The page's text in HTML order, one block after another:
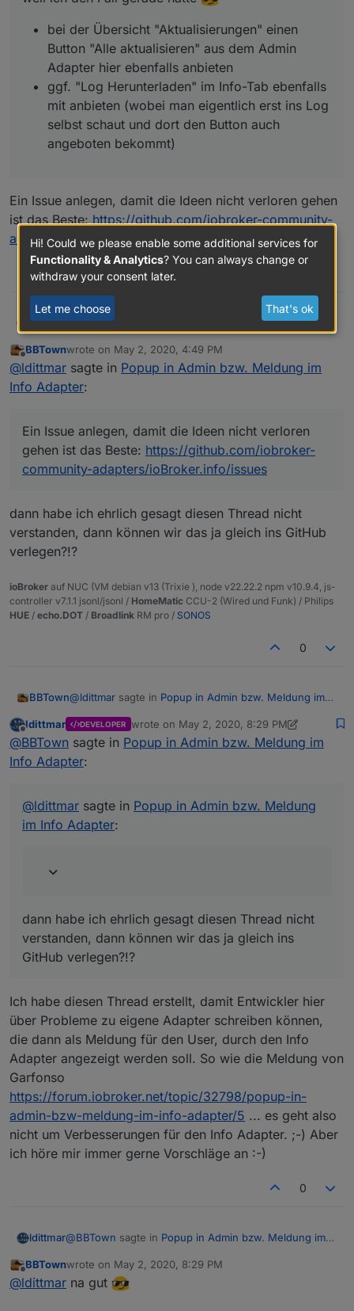
bei der Übersicht "Aktualisierungen" einen
Button "Alle aktualisieren" aus dem Admin
Adapter hier ebenfalls anbieten
ggf. "Log Herunterladen" im Info-Tab ebenfalls
mit anbieten (wobei man eigentlich erst ins Log
selbst schaut und dort den Button auch
angeboten bekommt)
Ein Issue anlegen, damit die Ideen nicht verloren gehen
ist das Beste:https://github.com/iobroker-community-
adapters/ioBroker.info/issues
ldittmar@skokarlsagte in
Popup in Admin bzw. Meldung im
Info Adapter:
Könnte man auch mal den News Bereich aktuell
Meldungen sind schon nen bisschen alt, oder ?
Das wäre ganz gut. Leider haben die meisten so viel
hinten raus.
https://www.iobroker.net/#de/blog
die Seite, wo die Daten her kommen. Wäre echt cool,
wenn man mindestens einmal pro Monat was neues
hinzufügen würdet.
BBTown sagte in Popup in Admin bzw. Meldung im
Info Adapter:
@ldittmar
im Kopfbereich, ähnlich hier im Forum auf der
Startseite
Meldungen? Die sind schon immer ganz oben...
skokarl sagte in
Popup in Admin bzw. Meldung im
Info Adapter:
sehr gut.
Da würde ich mir auch die aktuellen Links zu
Links sind da... rechts unter Dokumentation: Sollten da
Links fehlen, bitte auch hier schreiben und ich füge
@BBTown
@ ldittmar
weil ich den Fall gerade hatte
erst ins Log selbst schaut und dort den
Button auch angeboten bekommt)
Ein Issue anlegen, damit die Ideen nicht verloren
Offline
BBTownwrote on May 2, 2020, 4:49 PM
last edited by
@ldittmar sagte in Popup in Admin bzw. Meldung im
Info Adapter:
Ein Issue anlegen, damit die Ideen nicht verloren
gehen ist das Beste: https://github.com/iobroker-
community-adapters/ioBroker.info/issues
dann habe ich ehrlich gesagt diesen Thread nicht
verstanden, dann können wir das ja gleich ins GitHub
verlegen?!?
ioBroker auf NUC (VM debian v13 (Trixie ), node v22.22.2 npm v10.9.4, js-
controller v7.1.1 jsonl/jsonl / HomeMatic CCU-2 (Wired und Funk) / Philips
HUE / echo.DOT / Broadlink RM pro / SONOS
0
BBTown@ldittmar sagte in Popup in Admin bzw. Meldung im
Ein Issue anlegen, damit die Ideen nicht verloren
https://github.com/iobroker-community-
dann habe ich ehrlich gesagt diesen Thread nicht
verlegen?!?
Offline
ldittmar DEVELOPER wrote on May 2, 2020, 8:29 PM
last edited by ldittmarMay 2, 2020, 10:30 PM
@BBTown sagte in Popup in Admin bzw. Meldung im
Info Adapter:
@ldittmar sagte in Popup in Admin bzw. Meldung
im Info Adapter:
dann habe ich ehrlich gesagt diesen Thread nicht
verstanden, dann können wir das ja gleich ins
GitHub verlegen?!?
Ich habe diesen Thread erstellt, damit Entwickler hier
über Probleme zu eigene Adapter schreiben können,
die dann als Meldung für den User, durch den Info
Adapter angezeigt werden soll. So wie die Meldung von
Garfonso
https://forum.iobroker.net/topic/32798/popup-in-
admin-bzw-meldung-im-info-adapter/5 ... es geht also
nicht um Verbesserungen für den Info Adapter. ;-) Aber
ich höre mir immer gerne Vorschläge an :-)
0
ldittmar@BBTown sagte in Popup in Admin bzw. Meldung im
@ ldittmarsagte in
im Info Adapter
Offline
BBTownwrote on May 2, 2020, 8:29 PM
last edited by
@ldittmar na gut
Hi! Could we please enable some additional services for
Functionality & Analytics? You can always change or
withdraw your consent later.
Let me choose That's ok